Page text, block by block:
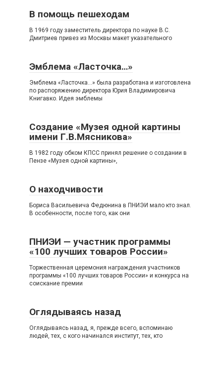
В помощь пешеходам
В 1969 году заместитель директора по науке B.C.
Дмитриев привез из Москвы макет указательного
Эмблема «Ласточка…»
Эмблема «Ласточка…» была разработана и изготовлена
по распоряжению директора Юрия Владимировича
Книгавко. Идея эмблемы
Создание «Музея одной картины
имени Г.В.Мясникова»
В 1982 году обком КПСС принял решение о создании в
Пензе «Музея одной картины»,
О находчивости
Бориса Васильевича Федюнина в ПНИЭИ мало кто знал.
В особенности, после того, как они
ПНИЭИ — участник программы
«100 лучших товаров России»
Торжественная церемония награждения участников
программы «100 лучших товаров России» и конкурса на
соискание премии
Оглядываясь назад
Оглядываясь назад, я, прежде всего, вспоминаю
людей, тех, с кого начинался институт, тех, кто